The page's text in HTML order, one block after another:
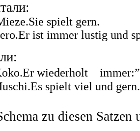
spielt gern.
ist immer lustig und
wiederholt
spielt viel und gern.
zu diesen Satzen